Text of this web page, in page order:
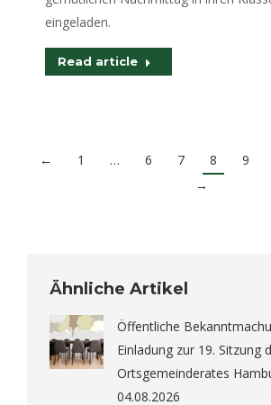
eingeladen.
Read article
← 1 … 6 7 8 9
→
Ähnliche Artikel
Öffentliche
Einladung zur 19. Sitzung
Ortsgemeinderates
04.08.2026